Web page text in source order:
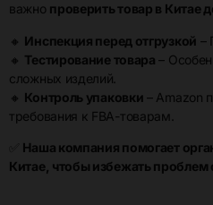
важно проверить товар в Китае
🔸 Инспекция перед отгрузкой –
🔸 Тестирование товара –
сложных изделий.
🔸 Контроль упаковки – Amazon
требования к FBA-товарам.
Наша компания помогает
Китае, чтобы избежать